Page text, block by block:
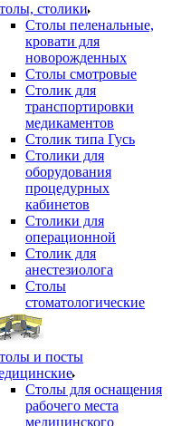
столики
Столы пеленальные,
кровати для
новорожденных
Столы смотровые
Столик для
транспортировки
медикаментов
Столик типа Гусь
Столики для
оборудования
процедурных
кабинетов
Столики для
операционной
Столик для
анестезиолога
Столы
стоматологические
и посты
Столы для оснащения
рабочего места
медицинского